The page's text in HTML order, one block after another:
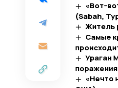
«Вот-
(Sabah,
Житель
Самые
Ураган
«Нечто